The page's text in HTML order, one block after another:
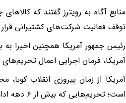
منابع آگاه به رویترز گفتند که
توقف فعالیت شرکت‌های کشتیرانی
رئیس جمهور آمریکا همچنین اخیرا
آمریکا، فرمان اجرایی اعمال
آمریکا از زمان پیروزی انقلاب
است؛ تحریم‌هایی که بیش از ۶ دهه ادامه داشته است.